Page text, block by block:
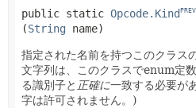
public static Opcode.Kind
(String name)
指定された名前を持つこのクラス
文字列は、このクラスでenum定
る識別子と 正確に一致する必要が
字は許可されません。)